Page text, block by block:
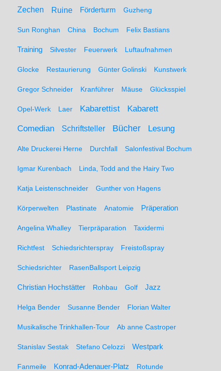
Zechen Ruine Förderturm Guzheng
Sun Ronghan China Bochum Felix Bastians
Training Silvester Feuerwerk Luftaufnahmen
Glocke Restaurierung Günter Golinski Kunstwerk
Gregor Schneider Kranführer Mäuse Glücksspiel
Opel-Werk Laer Kabarettist
Kabarett
Comedian
Schriftsteller Bücher Lesung
Alte Druckerei Herne Durchfall Salonfestival Bochum
Igmar Kurenbach Linda, Todd and the Hairy Two
Katja Leistenschneider Gunther von Hagens
Körperwelten Plastinate Anatomie Präperation
Angelina Whalley Tierpräparation Taxidermi
Richtfest Schiedsrichterspray Freistoßspray
Schiedsrichter RasenBallsport Leipzig
Christian Hochstätter Rohbau Golf Jazz
Helga Bender Susanne Bender Florian Walter
Musikalische Trinkhallen-Tour Ab anne Castroper
Stanislav Sestak Stefano Celozzi Westpark
Fanmeile Konrad-Adenauer-Platz Rotunde